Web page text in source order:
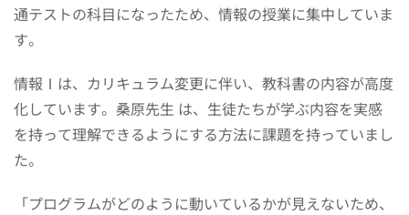
通テストの科目になったため、情報の授業に集中していま
す。
情報Ⅰは、カリキュラム変更に伴い、教科書の内容が高度
化しています。桑原先生 は、生徒たちが学ぶ内容を実感
を持って理解できるようにする方法に課題を持っていまし
た。
「プログラムがどのように動いているかが見えないため、